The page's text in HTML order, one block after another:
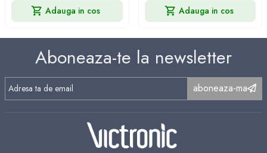
Adauga in cos Adauga in cos
Aboneaza-te la newsletter
aboneaza-ma